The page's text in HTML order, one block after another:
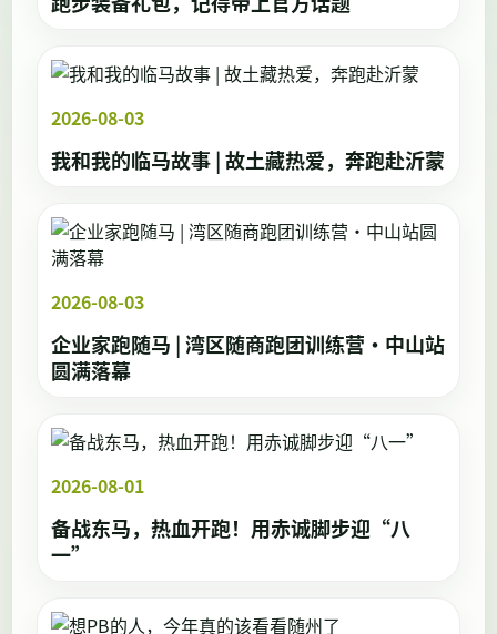
2026-08-03
我和我的临马故事 | 故土藏热爱，奔跑赴沂蒙
2026-08-03
企业家跑随马 | 湾区随商跑团训练营·中山站
圆满落幕
2026-08-01
备战东马，热血开跑！用赤诚脚步迎“八
一”